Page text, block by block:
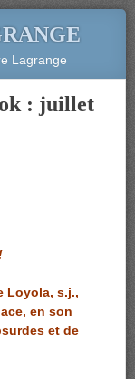
Lagrange
: juillet
Loyola, s.j.,
en son
et de